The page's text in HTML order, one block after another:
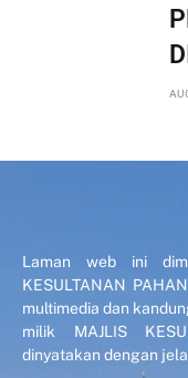
Laman web ini
KESULTANAN
multimedia dan
milik MAJLIS
dinyatakan dengan